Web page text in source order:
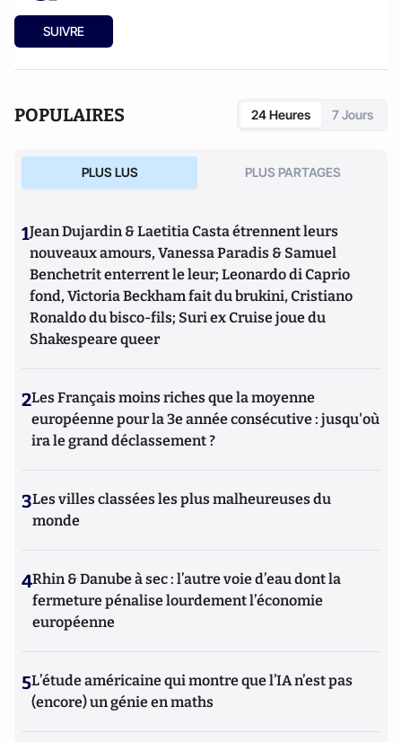
SUIVRE
POPULAIRES 24 Heures 7 Jours
PLUS LUS PLUS PARTAGES
1Jean Dujardin & Laetitia Casta étrennent leurs
nouveaux amours, Vanessa Paradis & Samuel
Benchetrit enterrent le leur; Leonardo di Caprio
fond, Victoria Beckham fait du brukini, Cristiano
Ronaldo du bisco-fils; Suri ex Cruise joue du
Shakespeare queer
2Les Français moins riches que la moyenne
européenne pour la 3e année consécutive : jusqu'où
ira le grand déclassement ?
3Les villes classées les plus malheureuses du
monde
4Rhin & Danube à sec : l’autre voie d’eau dont la
fermeture pénalise lourdement l’économie
européenne
5L’étude américaine qui montre que l’IA n’est pas
(encore) un génie en maths